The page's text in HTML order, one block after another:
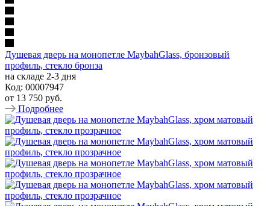
Душевая дверь на монопетле MaybahGlass, бронзовый
профиль, стекло бронза
на складе 2-3 дня
Код: 00007947
от 13 750 руб.
Подробнее